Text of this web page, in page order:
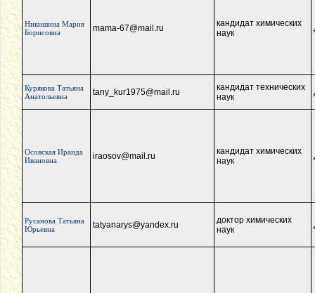
Никишина Мария
Борисовна
mama-67@mail.ru
кандидат химических
наук
Курякова Татьяна
Анатольевна
tany_kur1975@mail.ru
кандидат технических
наук
Осовская Ираида
Ивановна
iraosov@mail.ru
кандидат химических
наук
Русанова Татьяна
Юрьевна
tatyanarys@yandex.ru
доктор химических
наук